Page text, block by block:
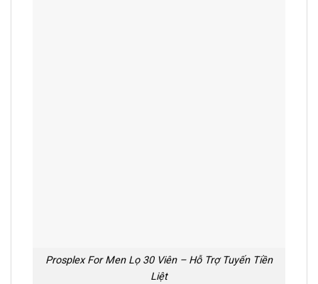
Prosplex For Men Lọ 30 Viên – Hỗ Trợ Tuyến Tiền
Liệt